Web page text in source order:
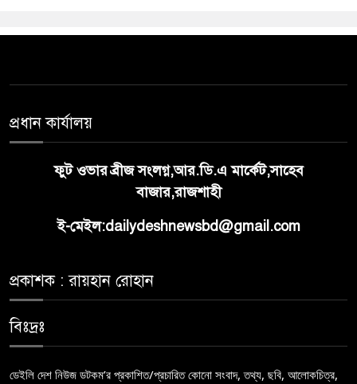
প্রধান কার্যালয়
ফুট ওভার ব্রীজ সংলগ্ন,আর.ডি.এ মার্কেট,সাহেব
বাজার,রাজশাহী
ই-মেইল:dailydeshnewsbd@gmail.com
প্রকাশক : রায়হান রোহান
বিঃদ্রঃ
ডেইলি দেশ নিউজ ডটকম’র প্রকাশিত/প্রচারিত কোনো সংবাদ, তথ্য, ছবি, আলোকচিত্র,